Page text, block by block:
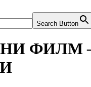
Search Button
ФИЛМ